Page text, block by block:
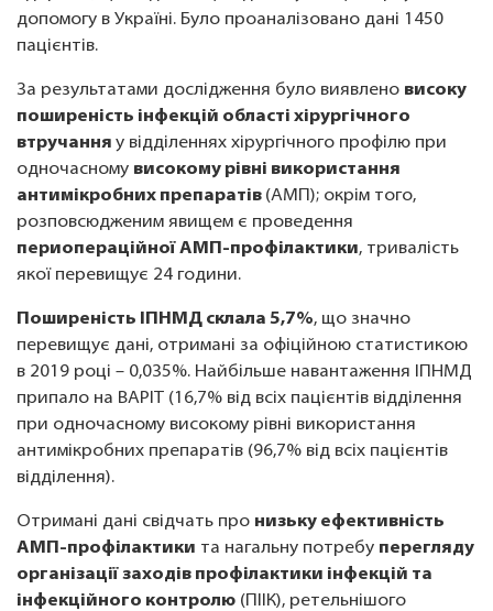
допомогу в Україні. Було проаналізовано дані 1450
пацієнтів.
За результатами дослідження було виявлено високу
поширеність інфекцій області хірургічного
втручання у відділеннях хірургічного профілю при
одночасному високому рівні використання
антимікробних препаратів (АМП); окрім того,
розповсюдженим явищем є проведення
периопераційної АМП-профілактики, тривалість
якої перевищує 24 години.
Поширеність ІПНМД склала 5,7%, що значно
перевищує дані, отримані за офіційною статистикою
в 2019 році – 0,035%. Найбільше навантаження ІПНМД
припало на ВАРІТ (16,7% від всіх пацієнтів відділення
при одночасному високому рівні використання
антимікробних препаратів (96,7% від всіх пацієнтів
відділення).
Отримані дані свідчать про низьку ефективність
АМП-профілактики та нагальну потребу перегляду
організації заходів профілактики інфекцій та
інфекційного контролю (ПІІК), ретельнішого